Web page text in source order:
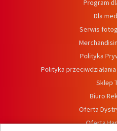
Program
Dla
Serwis
Polityka
Polityka
Sklep
Biuro
Oferta
Oferta